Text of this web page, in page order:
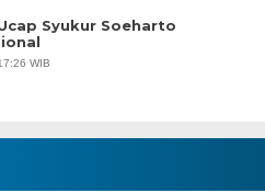
Syukur Soeharto
WIB